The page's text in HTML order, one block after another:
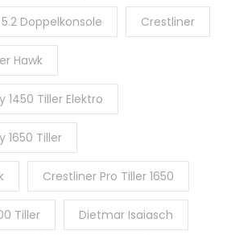
Doppelkonsole Crestliner
Hawk
1450 Tiller Elektro
1650 Tiller
Crestliner Pro Tiller 1650
Tiller Dietmar Isaiasch